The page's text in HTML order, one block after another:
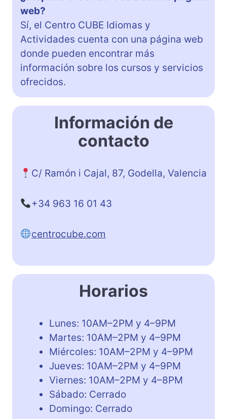
web?
Sí, el Centro CUBE Idiomas y
Actividades cuenta con una página web
donde pueden encontrar más
información sobre los cursos y servicios
ofrecidos.
Información de
contacto
C/ Ramón i Cajal, 87, Godella, Valencia
+34 963 16 01 43
centrocube.com
Horarios
Lunes: 10AM–2PM y 4–9PM
Martes: 10AM–2PM y 4–9PM
Miércoles: 10AM–2PM y 4–9PM
Jueves: 10AM–2PM y 4–9PM
Viernes: 10AM–2PM y 4–8PM
Sábado: Cerrado
Domingo: Cerrado